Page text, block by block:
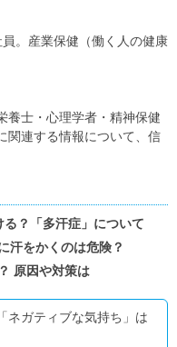
。産業保健（働く人の健康
養士・心理学者・精神保健
関連する情報について、信
？「多汗症」について
汗をかくのは危険？
原因や対策は
ネガティブな気持ち」は